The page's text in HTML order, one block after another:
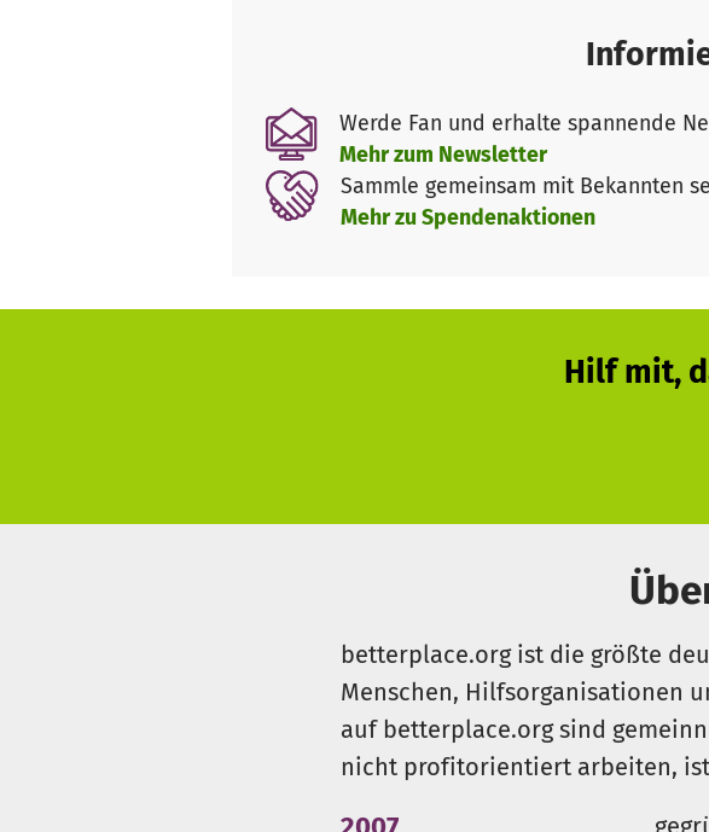
Werde Fan und erhalte spannende
Mehr zum Newsletter
Sammle gemeinsam mit Bekannten
Mehr zu Spendenaktionen
Hilf mit,
betterplace.org ist die größte
Menschen, Hilfsorganisationen
auf betterplace.org sind
nicht profitorientiert arbeiten,